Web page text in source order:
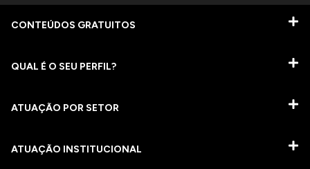
CONTEÚDOS GRATUITOS
QUAL É O SEU PERFIL?
ATUAÇÃO POR SETOR
ATUAÇÃO INSTITUCIONAL